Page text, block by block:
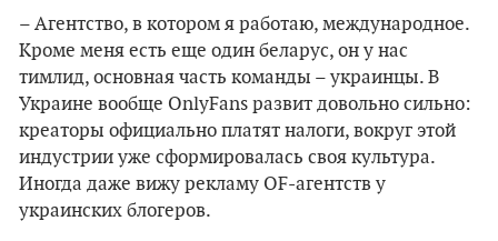
– Агентство, в котором я работаю, международное.
Кроме меня есть еще один беларус, он у нас
тимлид, основная часть команды – украинцы. В
Украине вообще OnlyFans развит довольно сильно:
креаторы официально платят налоги, вокруг этой
индустрии уже сформировалась своя культура.
Иногда даже вижу рекламу OF-агентств у
украинских блогеров.